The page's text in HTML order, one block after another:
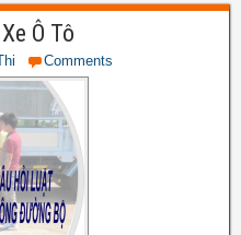
Ô Tô
Comments